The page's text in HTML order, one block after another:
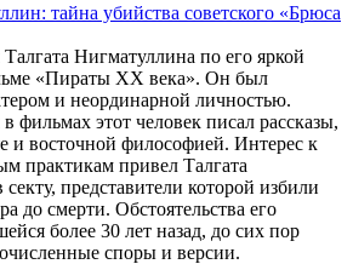
тайна убийства советского «Брюса
Нигматуллина по его яркой
«Пираты ХХ века». Он был
и неординарной личностью.
фильмах этот человек писал рассказы,
и восточной философией. Интерес к
практикам привел Талгата
представители которой избили
до смерти. Обстоятельства его
более 30 лет назад, до сих пор
споры и версии.